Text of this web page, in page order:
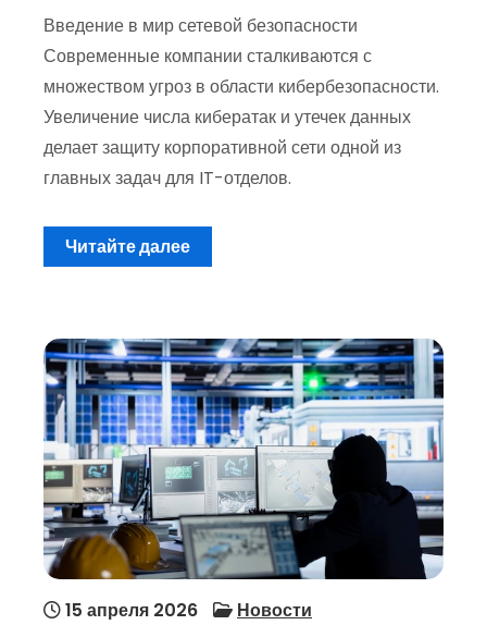
Введение в мир сетевой безопасности
Современные компании сталкиваются с
множеством угроз в области кибербезопасности.
Увеличение числа кибератак и утечек данных
делает защиту корпоративной сети одной из
главных задач для IT-отделов.
Читайте далее
15 апреля 2026 Новости